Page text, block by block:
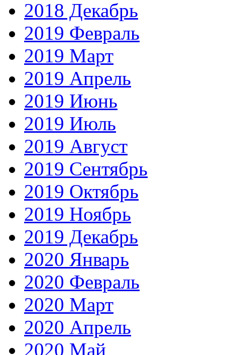
2018 Декабрь
2019 Февраль
2019 Март
2019 Апрель
2019 Июнь
2019 Июль
2019 Август
2019 Сентябрь
2019 Октябрь
2019 Ноябрь
2019 Декабрь
2020 Январь
2020 Февраль
2020 Март
2020 Апрель
2020 Май